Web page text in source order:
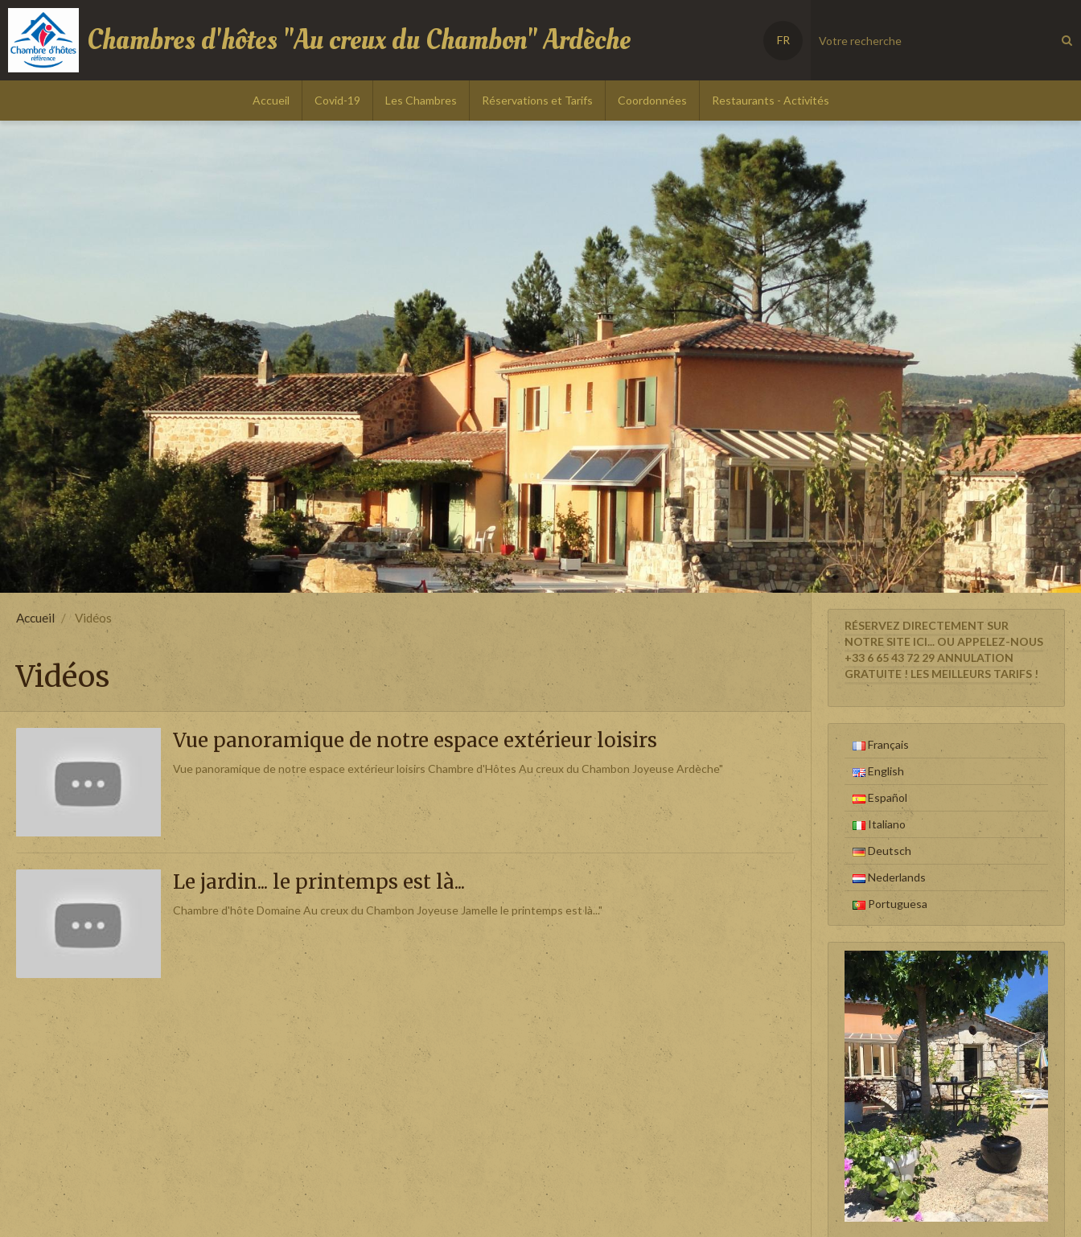
Chambres d'hôtes "Au creux du Chambon" Ardèche FR
Accueil Covid-19 Les Chambres Réservations et Tarifs Coordonnées Restaurants - Activités
Accueil Vidéos
Vidéos
Vue panoramique de notre espace extérieur loisirs
Vue panoramique de notre espace extérieur loisirs Chambre d'Hôtes Au creux du Chambon Joyeuse Ardèche"
Le jardin... le printemps est là...
Chambre d'hôte Domaine Au creux du Chambon Joyeuse Jamelle le printemps est là..."
RÉSERVEZ DIRECTEMENT SUR
NOTRE SITE ICI... OU APPELEZ-NOUS
+33 6 65 43 72 29 ANNULATION
GRATUITE ! LES MEILLEURS TARIFS !
Français
English
Español
Italiano
Deutsch
Nederlands
Portuguesa